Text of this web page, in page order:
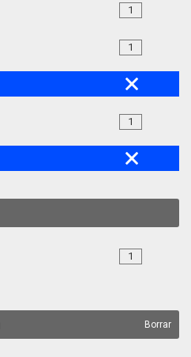
1
1
1
1
Borrar